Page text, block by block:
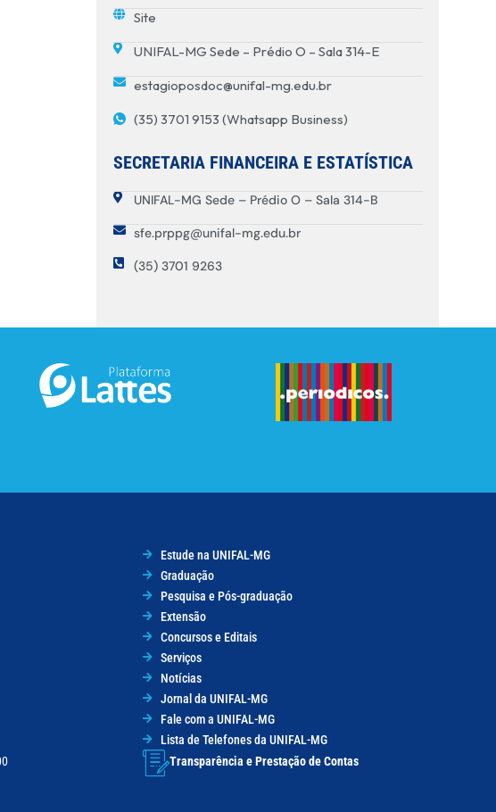
Site
UNIFAL-MG Sede – Prédio O – Sala 314-E
estagioposdoc@unifal-mg.edu.br
(35) 3701 9153 (Whatsapp Business)
SECRETARIA FINANCEIRA E ESTATÍSTICA
UNIFAL-MG Sede – Prédio O – Sala 314-B
sfe.prppg@unifal-mg.edu.br
(35) 3701 9263
Estude na UNIFAL-MG
Graduação
Pesquisa e Pós-graduação
Extensão
Concursos e Editais
Serviços
Notícias
Jornal da UNIFAL-MG
Fale com a UNIFAL-MG
Lista de Telefones da UNIFAL-MG
Transparência e Prestação de Contas